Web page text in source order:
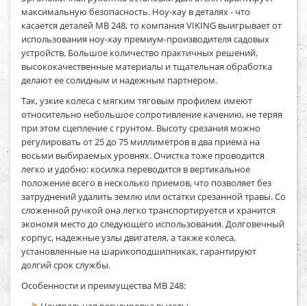
максимальную безопасность. Ноу-хау в деталях - что
касается деталей MB 248, то компания VIKING выигрывает от
использования ноу-хау премиум-производителя садовых
устройств. Большое количество практичных решений,
высококачественные материалы и тщательная обработка
делают ее солидным и надежным партнером.
Так, узкие колеса с мягким тяговым профилем имеют
относительно небольшое сопротивление качению, не теряя
при этом сцепление с грунтом. Высоту срезания можно
регулировать от 25 до 75 миллиметров в два приема на
восьми выбираемых уровнях. Очистка тоже проводится
легко и удобно: косилка переводится в вертикальное
положение всего в несколько приемов, что позволяет без
затруднений удалить землю или остатки срезанной травы. Со
сложенной ручкой она легко транспортируется и хранится
экономя место до следующего использования. Долговечный
корпус, надежные узлы двигателя, а также колеса,
установленные на шарикоподшипниках, гарантируют
долгий срок службы.
Особенности и преимущества MB 248: